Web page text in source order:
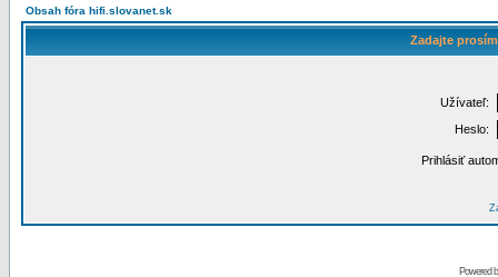
Obsah fóra hifi.slovanet.sk
Zadajte
Užívateľ:
Heslo:
Prihlásiť
Powered